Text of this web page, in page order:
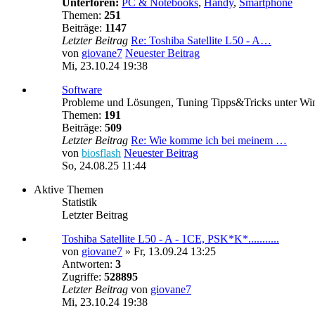
Themen: 251
Beiträge: 1147
Letzter Beitrag Re: Toshiba Satellite L50 - A…
von giovane7 Neuester Beitrag
Mi, 23.10.24 19:38
Software
Probleme und Lösungen, Tuning Tipps&Tricks unter
Themen: 191
Beiträge: 509
Letzter Beitrag Re: Wie komme ich bei meinem …
von biosflash Neuester Beitrag
So, 24.08.25 11:44
Aktive Themen
Statistik
Letzter Beitrag
Toshiba Satellite L50 - A - 1CE, PSK*K*...........
von giovane7 » Fr, 13.09.24 13:25
Antworten: 3
Zugriffe: 528895
Letzter Beitrag von giovane7
Mi, 23.10.24 19:38